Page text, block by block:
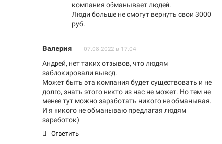
компания обманывает людей.
Люди больше не смогут вернуть свои 3000
руб.
Валерия 07.08.2022 в 17:04
Андрей, нет таких отзывов, что людям
заблокировали вывод.
Может быть эта компания будет существовать и не
долго, знать этого никто из нас не может. Но тем не
менее тут можно заработать никого не обманывая.
И я никого не обманываю предлагая людям
заработок)
Ответить